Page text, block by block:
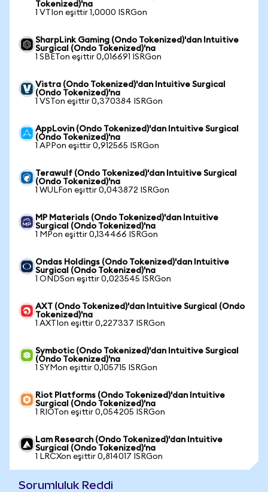
Tokenized)'na
1 VTIon eşittir 1,0000 ISRGon
SharpLink Gaming (Ondo Tokenized)'dan Intuitive
Surgical (Ondo Tokenized)'na
1 SBETon eşittir 0,016691 ISRGon
Vistra (Ondo Tokenized)'dan Intuitive Surgical
(Ondo Tokenized)'na
1 VSTon eşittir 0,370384 ISRGon
AppLovin (Ondo Tokenized)'dan Intuitive Surgical
(Ondo Tokenized)'na
1 APPon eşittir 0,912565 ISRGon
Terawulf (Ondo Tokenized)'dan Intuitive Surgical
(Ondo Tokenized)'na
1 WULFon eşittir 0,043872 ISRGon
MP Materials (Ondo Tokenized)'dan Intuitive
Surgical (Ondo Tokenized)'na
1 MPon eşittir 0,134466 ISRGon
Ondas Holdings (Ondo Tokenized)'dan Intuitive
Surgical (Ondo Tokenized)'na
1 ONDSon eşittir 0,023545 ISRGon
AXT (Ondo Tokenized)'dan Intuitive Surgical (Ondo
Tokenized)'na
1 AXTIon eşittir 0,227337 ISRGon
Symbotic (Ondo Tokenized)'dan Intuitive Surgical
(Ondo Tokenized)'na
1 SYMon eşittir 0,105715 ISRGon
Riot Platforms (Ondo Tokenized)'dan Intuitive
Surgical (Ondo Tokenized)'na
1 RIOTon eşittir 0,054205 ISRGon
Lam Research (Ondo Tokenized)'dan Intuitive
Surgical (Ondo Tokenized)'na
1 LRCXon eşittir 0,814017 ISRGon
Sorumluluk Reddi